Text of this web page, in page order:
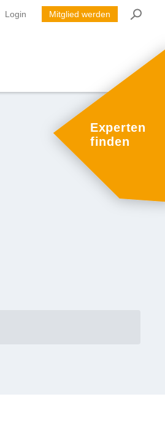
Login Mitglied werden
Experten
finden